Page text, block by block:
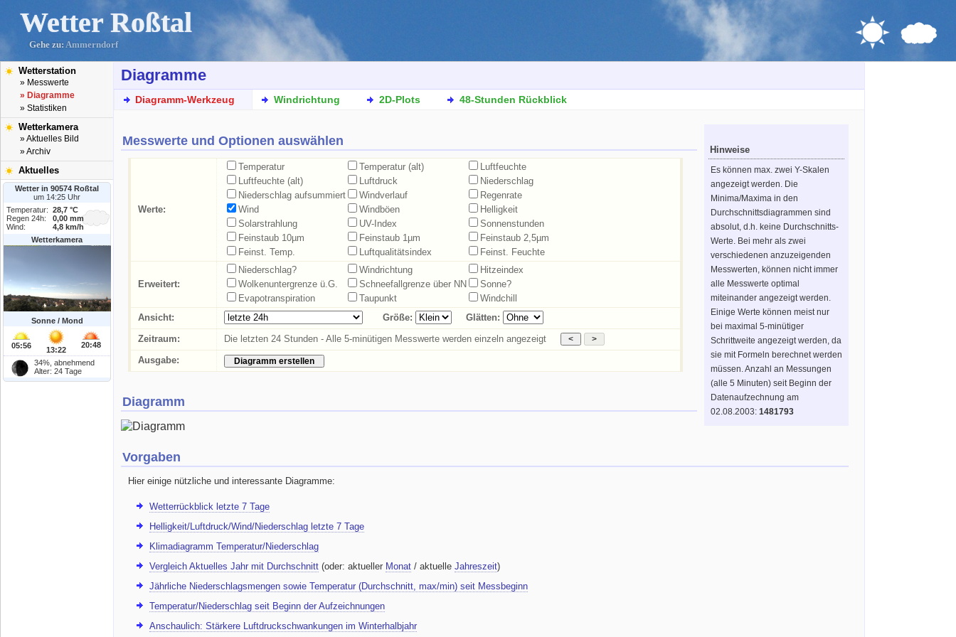
Wetter Roßtal
Gehe zu: Ammerndorf
Wetterstation
» Messwerte
» Diagramme
» Statistiken
Wetterkamera
» Aktuelles Bild
» Archiv
Aktuelles
Wetter in 90574 Roßtal
um 14:25 Uhr
Temperatur:
28,7 °C
Regen 24h:
0,00 mm
Wind:
4,8 km/h
Wetterkamera
Sonne / Mond
05:56 13:22
20:48
34%, abnehmend
Alter: 24 Tage
Diagramme
Diagramm-Werkzeug Windrichtung 2D-Plots 48-Stunden Rückblick
Hinweise
Es können max. zwei Y-Skalen
angezeigt werden. Die
Minima/Maxima in den
Durchschnittsdiagrammen sind
absolut, d.h. keine Durchschnitts-
Werte. Bei mehr als zwei
verschiedenen anzuzeigenden
Messwerten, können nicht immer
alle Messwerte optimal
miteinander angezeigt werden.
Einige Werte können meist nur
bei maximal 5-minütiger
Schrittweite angezeigt werden, da
sie mit Formeln berechnet werden
müssen. Anzahl an Messungen
(alle 5 Minuten) seit Beginn der
Datenaufzechnung am
02.08.2003: 1481793
Messwerte und Optionen auswählen
Werte:
Temperatur Temperatur (alt)
Luftfeuchte
Luftfeuchte (alt)
Luftdruck
Niederschlag
Niederschlag aufsummiert
Windverlauf
Regenrate
Wind
Windböen
Helligkeit
Solarstrahlung
UV-Index
Sonnenstunden
Feinstaub 10µm
Feinstaub 1µm
Feinstaub 2,5µm
Feinst. Temp.
Luftqualitätsindex Feinst. Feuchte
Erweitert:
Niederschlag? Windrichtung
Hitzeindex
Wolkenuntergrenze ü.G.
Schneefallgrenze über NN
Sonne?
Evapotranspiration
Taupunkt
Windchill
Ansicht:
Größe:
Glätten:
Zeitraum:
Die letzten 24 Stunden - Alle 5-minütigen Messwerte werden einzeln angezeigt
Ausgabe:
Diagramm
Vorgaben
Hier einige nützliche und interessante Diagramme:
Wetterrückblick letzte 7 Tage
Helligkeit/Luftdruck/Wind/Niederschlag letzte 7 Tage
Klimadiagramm Temperatur/Niederschlag
Vergleich Aktuelles Jahr mit Durchschnitt (oder: aktueller Monat / aktuelle Jahreszeit)
Jährliche Niederschlagsmengen sowie Temperatur (Durchschnitt, max/min) seit Messbeginn
Temperatur/Niederschlag seit Beginn der Aufzeichnungen
Anschaulich: Stärkere Luftdruckschwankungen im Winterhalbjahr